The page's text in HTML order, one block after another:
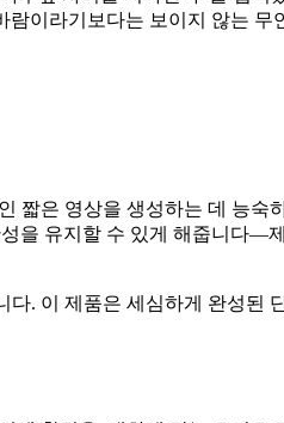
이라기보다는 보이지 않는 무
은 영상을 생성하는 데 능숙
을 유지할 수 있게 해줍니다—
. 이 제품은 세심하게 완성